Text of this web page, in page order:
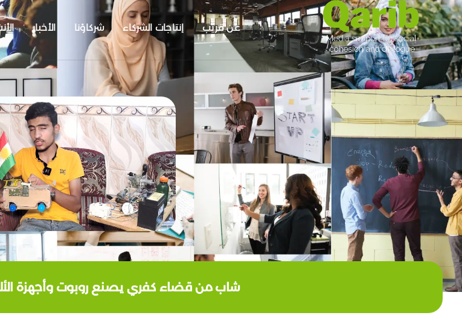
عن قريب إنتاجات الشركاء شركاؤنا الأخبار
شاب من قضاء كفري يصنع روبوت وأجهزة